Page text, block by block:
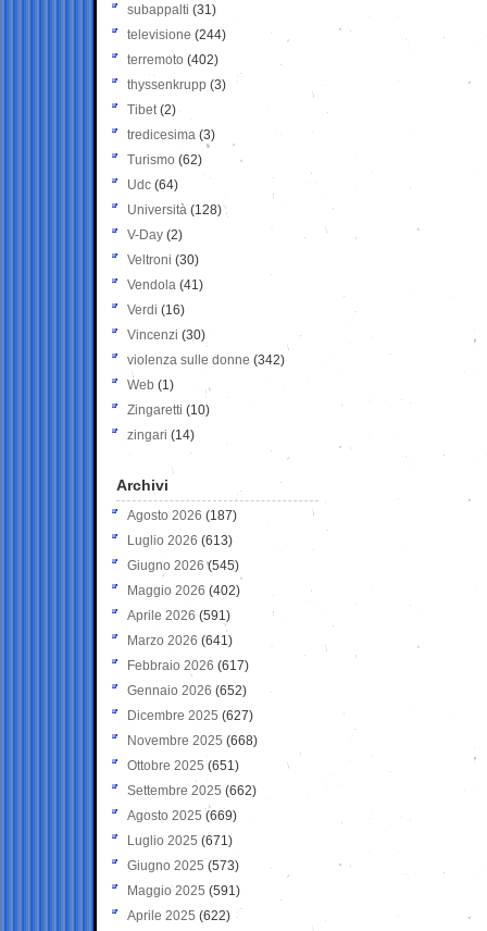
subappalti (31)
televisione(244)
terremoto (402)
thyssenkrupp (3)
Tibet(2)
tredicesima (3)
Turismo (62)
Udc (64)
Università (128)
V-Day (2)
Veltroni (30)
Vendola (41)
Verdi (16)
Vincenzi (30)
violenza sulle donne (342)
Web (1)
Zingaretti (10)
zingari (14)
Archivi
Agosto 2026 (187)
Luglio 2026 (613)
Giugno 2026 (545)
Maggio 2026 (402)
Aprile 2026 (591)
Marzo 2026 (641)
Febbraio 2026 (617)
Gennaio 2026 (652)
Dicembre 2025 (627)
Novembre 2025 (668)
Ottobre 2025 (651)
Settembre 2025 (662)
Agosto 2025 (669)
Luglio 2025 (671)
Giugno 2025 (573)
Maggio 2025 (591)
Aprile 2025 (622)